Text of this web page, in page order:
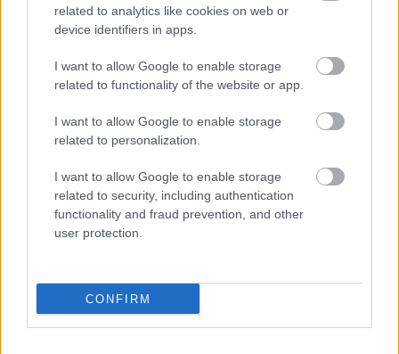
related to analytics like cookies on web or
device identifiers in apps.
I want to allow Google to enable storage
related to functionality of the website or app.
I want to allow Google to enable storage
related to personalization.
I want to allow Google to enable storage
related to security, including authentication
functionality and fraud prevention, and other
user protection.
CONFIRM
2026.08.03. Kiss Lajos
Nem halasztották a focimeccseket, Újpesten
rosszul lett, Csákváron pedig el is hunyt mérkőzés
közben egy játékos
és ez az állapot még romlani is fog...